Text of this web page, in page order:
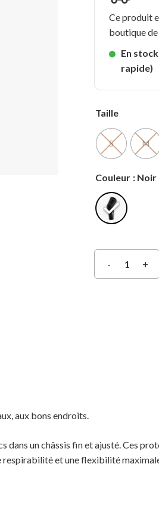
Ce produit
boutique
En
rapide)
Taille
S M
Couleur : Noir
aux bons endroits.
un châssis fin et ajusté. Ces
respirabilité et une flexibilité